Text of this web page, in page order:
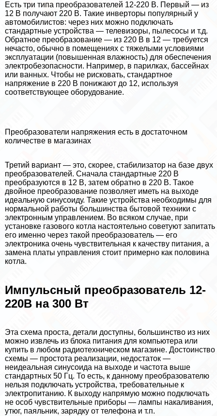
Есть три типа преобразователей 12-220 В. Первый — из
12 В получают 220 В. Такие инверторы популярный у
автомобилистов: через них можно подключать
стандартные устройства — телевизоры, пылесосы и т.д.
Обратное преобразование — из 220 В в 12 — требуется
нечасто, обычно в помещениях с тяжелыми условиями
эксплуатации (повышенная влажность) для обеспечения
электробезопасности. Например, в парилках, бассейнах
или ванных. Чтобы не рисковать, стандартное
напряжение в 220 В понижают до 12, используя
соответствующее оборудование.
Преобразователи напряжения есть в достаточном
количестве в магазинах
Третий вариант — это, скорее, стабилизатор на базе двух
преобразователей. Сначала стандартные 220 В
преобразуются в 12 В, затем обратно в 220 В. Такое
двойное преобразование позволяет иметь на выходе
идеальную синусоиду. Такие устройства необходимы для
нормальной работы большинства бытовой техники с
электронным управлением. Во всяком случае, при
установке газового котла настоятельно советуют запитать
его именно через такой преобразователь — его
электроника очень чувствительная к качеству питания, а
замена платы управления стоит примерно как половина
котла.
Импульсный преобразователь 12-
220В на 300 Вт
Эта схема проста, детали доступны, большинство из них
можно извлечь из блока питания для компьютера или
купить в любом радиотехническом магазине. Достоинство
схемы — простота реализации, недостаток —
неидеальная синусоида на выходе и частота выше
стандартных 50 Гц. То есть, к данному преобразователю
нельзя подключать устройства, требовательные к
электропитанию. К выходу напрямую можно подключать
не особ чувствительные приборы — лампы накаливания,
утюг, паяльник, зарядку от телефона и т.п.